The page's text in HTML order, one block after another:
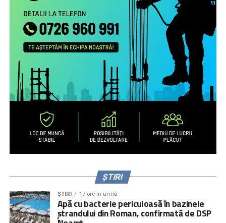
nevoile de sprijin ale familiilor transnaționale, în special ale
părinților români aflați la muncă în străinătate.
Campanie de informare și conștientizare cu privire la
nevoile copiilor rămaşi acasă, necesitatea menţinerii
comunicării cu aceştia şi cu persoanele în grija cărora au
rămas copiii şi a legăturii cu comunitatea de proveniență
(online, media) pentru peste 1.000.000 de români care
muncesc/trăiesc în alte state.
Servicii de informare şi consiliere pe teme psiho-
emoţionale şi juridice pentru 2.700 de părinţi români care
muncesc în alte state – prin intermediul secțiunii
interactive a site-ului
www.copiisinguriacasa.ro, liniei
telefonice dedicate, activităţi de informare și consiliere a
organizate în mediul rural și urban mic.
Context
ȘTIRI
ȘTIRI 17 ore în urmă
Apă cu bacterie periculoasă în bazinele
ștrandului din Roman, confirmată de DSP